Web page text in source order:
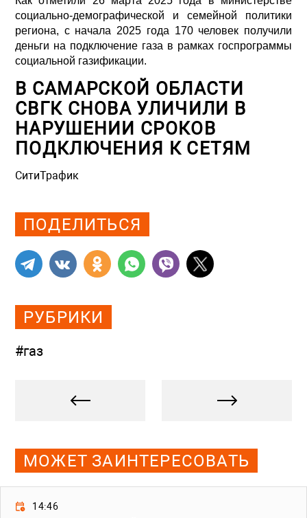
социально-демографической и семейной политики
региона, с начала 2025 года 170 человек получили
деньги на подключение газа в рамках госпрограммы
социальной газификации.
В САМАРСКОЙ ОБЛАСТИ
СВГК СНОВА УЛИЧИЛИ В
НАРУШЕНИИ СРОКОВ
ПОДКЛЮЧЕНИЯ К СЕТЯМ
СитиТрафик
ПОДЕЛИТЬСЯ
РУБРИКИ
#газ
МОЖЕТ ЗАИНТЕРЕСОВАТЬ
14:46